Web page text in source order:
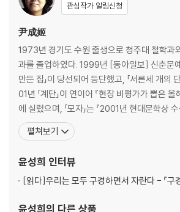
관심작가 알림신청
尹成姬
1973년 경기도 수원 출생으로 청주대 철학과
과를 졸업하였다. 1999년 [동아일보] 신춘문
만든 집」이 당선되어 등단했고, 「서른세 개의
01년 「계단」이 연이어 『현장 비평가가 뽑은
에 실렸으며, 「모자」는 『2001년 현대문학상 수
들」은 『2001년 이상문학상 수상 작품집』에 수
보물지도를 묻다」로 현대문학상을 수상했다. 「
오늘의 젊은 예술가상, 한
펼쳐보기
윤성희 인터뷰
[읽다]우리는 모두 구경하면서 자란다 - 『구
윤성희의 다른 상품